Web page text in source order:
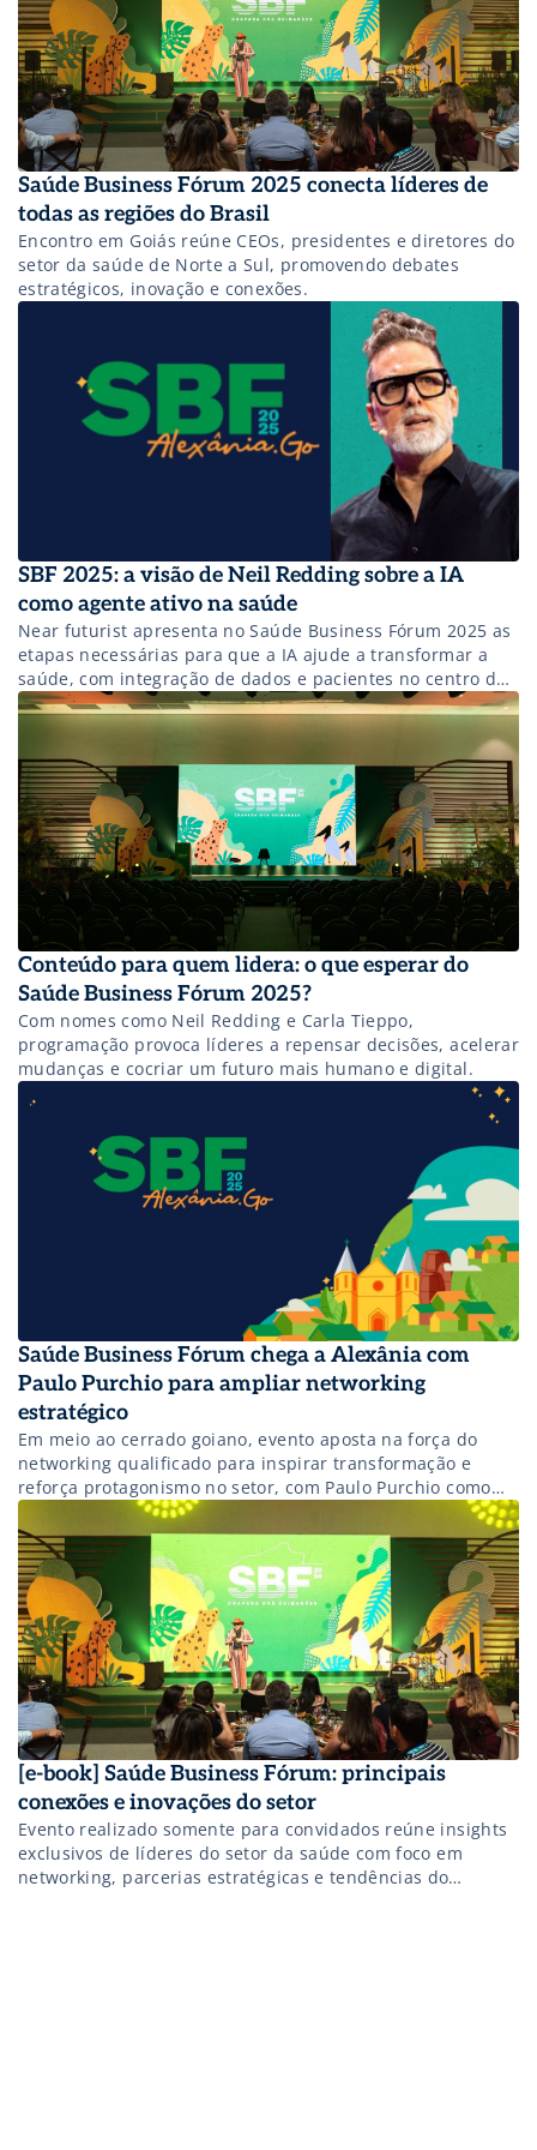
Saúde Business Fórum 2025 conecta líderes de
todas as regiões do Brasil
Encontro em Goiás reúne CEOs, presidentes e diretores do
setor da saúde de Norte a Sul, promovendo debates
estratégicos, inovação e conexões.
SBF 2025: a visão de Neil Redding sobre a IA
como agente ativo na saúde
Near futurist apresenta no Saúde Business Fórum 2025 as
etapas necessárias para que a IA ajude a transformar a
saúde, com integração de dados e pacientes no centro do
cuidado.
Conteúdo para quem lidera: o que esperar do
Saúde Business Fórum 2025?
Com nomes como Neil Redding e Carla Tieppo,
programação provoca líderes a repensar decisões, acelerar
mudanças e cocriar um futuro mais humano e digital.
Saúde Business Fórum chega a Alexânia com
Paulo Purchio para ampliar networking
estratégico
Em meio ao cerrado goiano, evento aposta na força do
networking qualificado para inspirar transformação e
reforça protagonismo no setor, com Paulo Purchio como
embaixador.
[e-book] Saúde Business Fórum: principais
conexões e inovações do setor
Evento realizado somente para convidados reúne insights
exclusivos de líderes do setor da saúde com foco em
networking, parcerias estratégicas e tendências do